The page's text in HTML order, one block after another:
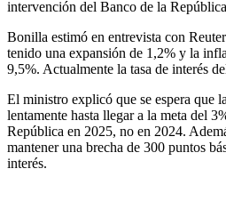
intervención del Banco de la
Bonilla estimó en entrevista con
tenido una expansión de 1,2% y la
9,5%. Actualmente la tasa de interés
El ministro explicó que se espera que
lentamente hasta llegar a la meta del
República en 2025, no en 2024.
mantener una brecha de 300 puntos
interés.